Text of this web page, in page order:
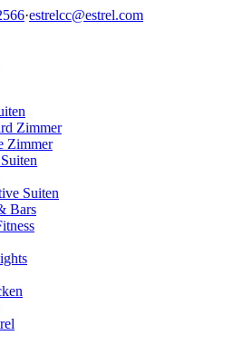
·estrelcc@estrel.com
Zimmer
Zimmer
Suiten
Bars